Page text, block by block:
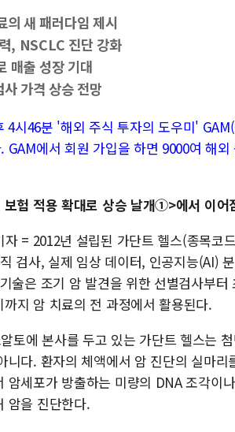
뉴욕
보훈
李 "해
李 대통
트럼프,
이란와
의 새 패러다임 제시
, NSCLC 진단 강화
매출 성장 기대
가격 상승 전망
4시46분 '해외 주식 투자의 도우미'
GAM에서 회원 가입을 하면 9000여 해
험 적용 확대로 상승 날개①>에서 이어
= 2012년 설립된 가단트 헬스(종목코
검사, 실제 임상 데이터, 인공지능(AI)
술은 조기 암 발견을 위한 선별검사부
지 암 치료의 전 과정에서 활용된다.
토에 본사를 두고 있는 가단트 헬스는
니다. 환자의 체액에서 암 진단의 실마
암세포가 방출하는 미량의 DNA 조각이
암을 진단한다.